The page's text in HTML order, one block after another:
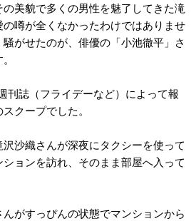
美貌で多くの男性を魅了してきた滝
噂が全くなかったわけではありませ
がせたのが、俳優の「小池徹平」さ
。
刊誌（フライデーなど）によって報
クープでした 。
沙織さんが深夜にタクシーを使って
ョンを訪れ、そのまま部屋へ入って
がすっぴんの状態でマンションから